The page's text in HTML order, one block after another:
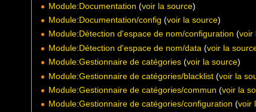
Module:Documentation (voir la source)
Module:Documentation/config (voir la source)
Module:Détection d'espace de nom/configuration (voir
Module:Détection d'espace de nom/data (voir la
Module:Gestionnaire de catégories(voir la source)
Module:Gestionnaire de catégories/blacklist(voir la
Module:Gestionnaire de catégories/commun (voir la
Module:Gestionnaire de catégories/configuration (voir